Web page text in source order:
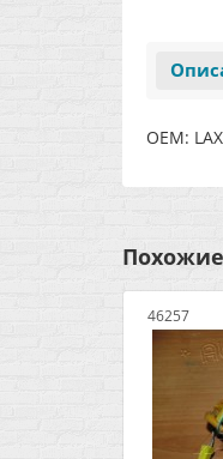
OEM:
46257